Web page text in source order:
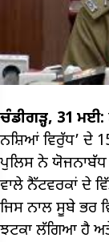
ਚੰਡੀਗੜ੍ਹ, 31 ਮਈ:
ਨਸ਼ਿਆਂ ਵਿਰੁੱਧ’ ਦੇ
ਪੁਲਿਸ ਨੇ
ਵਾਲੇ ਨੈੱਟਵਰਕਾਂ ਦੇ
ਜਿਸ ਨਾਲ ਸੂਬੇ ਭਰ
ਝਟਕਾ ਲੱਗਿਆ ਹੈ